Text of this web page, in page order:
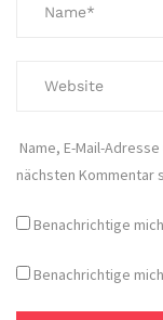
Name, E-Mail-
nächsten Kommentar
Benachrichtige
Benachrichtige